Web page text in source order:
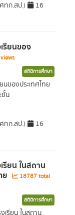
ทก.สป.)
16
รียนของ
สถิติการศึกษา
นของประเทศไทย
ชั้น
ทก.สป.)
16
รียน ในสถาน
ย
18787 total
สถิติการศึกษา
เรียน ในสถาน